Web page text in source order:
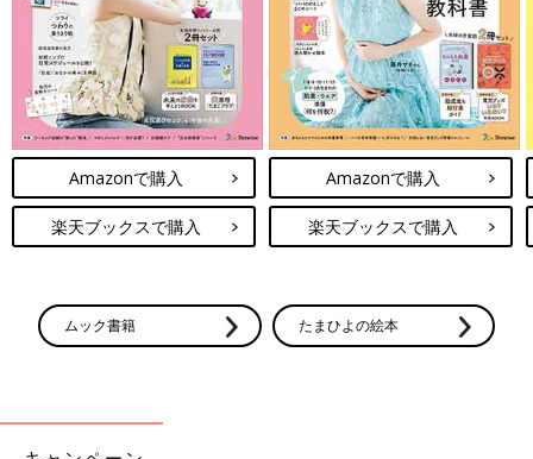
Amazonで購入
楽天ブックスで購入
Amazonで購入
楽天ブックスで購入
ムック書籍 たまひよの絵本